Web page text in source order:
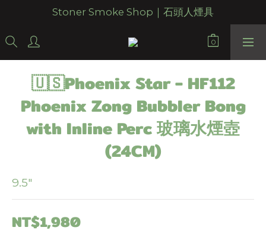
Stoner Smoke Shop｜石頭人煙具
🇺🇸Phoenix Star - HF112
Phoenix Zong Bubbler Bong
with Inline Perc 玻璃水煙壺
(24CM)
9.5"
NT$1,980